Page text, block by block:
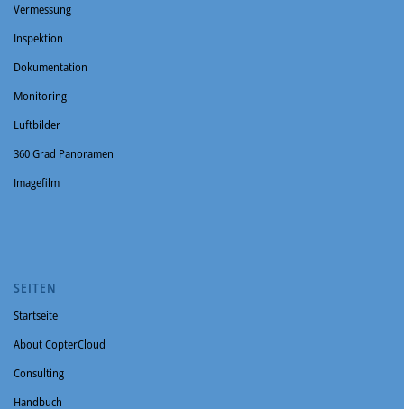
Vermessung
Inspektion
Dokumentation
Monitoring
Luftbilder
360 Grad Panoramen
Imagefilm
SEITEN
Startseite
About CopterCloud
Consulting
Handbuch